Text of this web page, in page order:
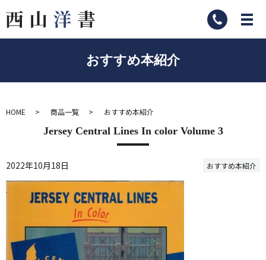
おすすめ本紹介
HOME 商品一覧 おすすめ本紹介
Jersey Central Lines In color Volume 3
2022年10月18日 おすすめ本紹介